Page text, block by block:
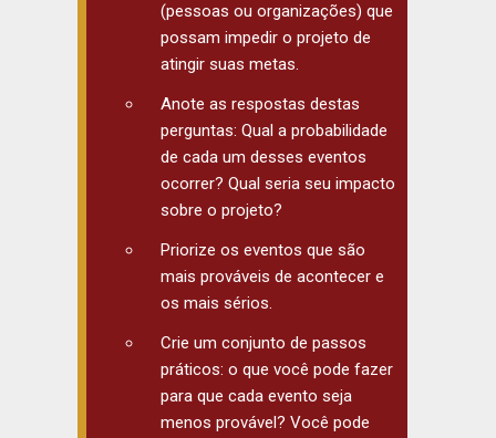
(pessoas ou organizações) que
possam impedir o projeto de
atingir suas metas.
Anote as respostas destas
perguntas: Qual a probabilidade
de cada um desses eventos
ocorrer? Qual seria seu impacto
sobre o projeto?
Priorize os eventos que são
mais prováveis de acontecer e
os mais sérios.
Crie um conjunto de passos
práticos: o que você pode fazer
para que cada evento seja
menos provável? Você pode